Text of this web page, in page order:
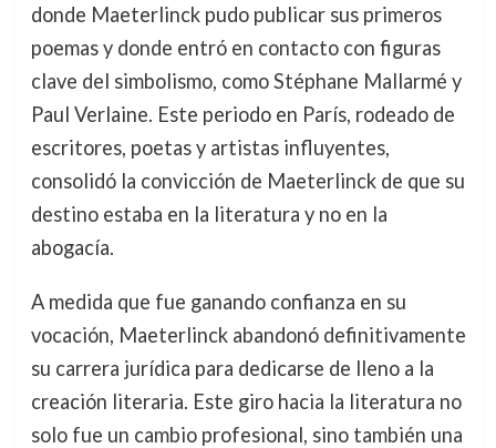
donde Maeterlinck pudo publicar sus primeros
poemas y donde entró en contacto con figuras
clave del simbolismo, como Stéphane Mallarmé y
Paul Verlaine. Este periodo en París, rodeado de
escritores, poetas y artistas influyentes,
consolidó la convicción de Maeterlinck de que su
destino estaba en la literatura y no en la
abogacía.
A medida que fue ganando confianza en su
vocación, Maeterlinck abandonó definitivamente
su carrera jurídica para dedicarse de lleno a la
creación literaria. Este giro hacia la literatura no
solo fue un cambio profesional, sino también una